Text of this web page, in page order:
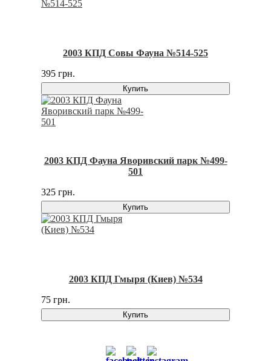
2003 КПД Совы Фауна №514-525
395 грн.
Купить
2003 КПД Фауна Яворивский парк №499-
501
325 грн.
Купить
2003 КПД Гмыря (Киев) №534
75 грн.
Купить